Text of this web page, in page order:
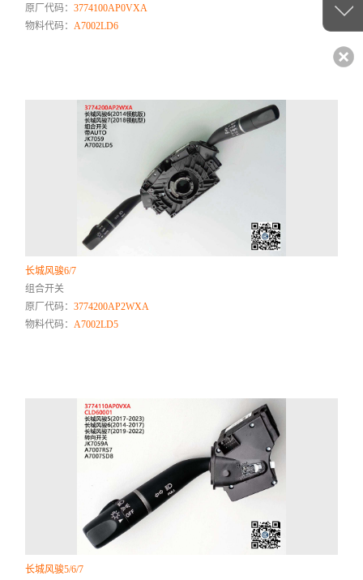
原厂代码：3774100AP0VXA
物料代码：A7002LD6
长城风骏6/7
组合开关
原厂代码：3774200AP2WXA
物料代码：A7002LD5
长城风骏5/6/7